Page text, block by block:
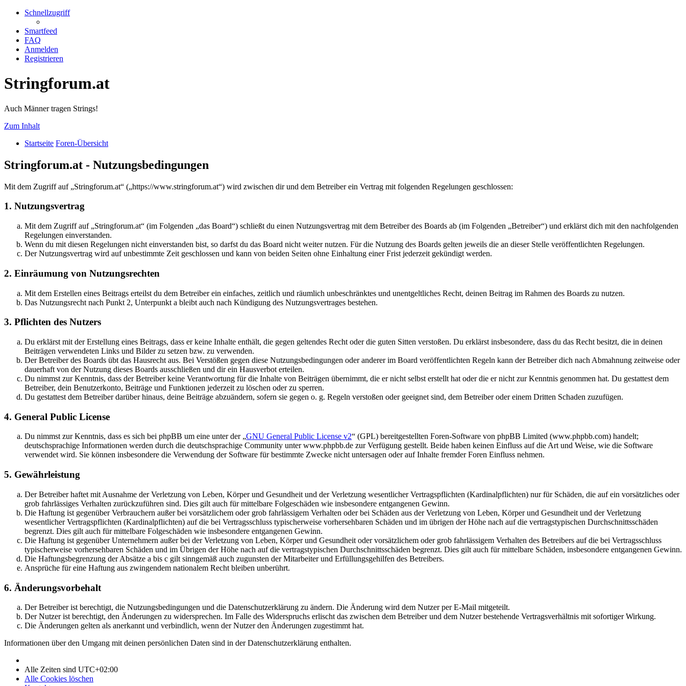
Schnellzugriff
Smartfeed
FAQ
Anmelden
Registrieren
Stringforum.at
Auch Männer tragen Strings!
Zum Inhalt
Startseite Foren-Übersicht
Stringforum.at - Nutzungsbedingungen
Mit dem Zugriff auf „Stringforum.at“ („https://www.stringforum.at“) wird zwischen dir und dem Betreiber ein Vertrag mit folgenden Regelungen geschlossen:
1. Nutzungsvertrag
Mit dem Zugriff auf „Stringforum.at“ (im Folgenden „das Board“) schließt du einen Nutzungsvertrag mit dem Betreiber des Boards ab (im Folgenden „Betreiber“) und erklärst dich mit den nachfolgenden
Regelungen einverstanden.
Wenn du mit diesen Regelungen nicht einverstanden bist, so darfst du das Board nicht weiter nutzen. Für die Nutzung des Boards gelten jeweils die an dieser Stelle veröffentlichten Regelungen.
Der Nutzungsvertrag wird auf unbestimmte Zeit geschlossen und kann von beiden Seiten ohne Einhaltung einer Frist jederzeit gekündigt werden.
2. Einräumung von Nutzungsrechten
Mit dem Erstellen eines Beitrags erteilst du dem Betreiber ein einfaches, zeitlich und räumlich unbeschränktes und unentgeltliches Recht, deinen Beitrag im Rahmen des Boards zu nutzen.
Das Nutzungsrecht nach Punkt 2, Unterpunkt a bleibt auch nach Kündigung des Nutzungsvertrages bestehen.
3. Pflichten des Nutzers
Du erklärst mit der Erstellung eines Beitrags, dass er keine Inhalte enthält, die gegen geltendes Recht oder die guten Sitten verstoßen. Du erklärst insbesondere, dass du das Recht besitzt, die in deinen
Beiträgen verwendeten Links und Bilder zu setzen bzw. zu verwenden.
Der Betreiber des Boards übt das Hausrecht aus. Bei Verstößen gegen diese Nutzungsbedingungen oder anderer im Board veröffentlichten Regeln kann der Betreiber dich nach Abmahnung zeitweise oder
dauerhaft von der Nutzung dieses Boards ausschließen und dir ein Hausverbot erteilen.
Du nimmst zur Kenntnis, dass der Betreiber keine Verantwortung für die Inhalte von Beiträgen übernimmt, die er nicht selbst erstellt hat oder die er nicht zur Kenntnis genommen hat. Du gestattest dem
Betreiber, dein Benutzerkonto, Beiträge und Funktionen jederzeit zu löschen oder zu sperren.
Du gestattest dem Betreiber darüber hinaus, deine Beiträge abzuändern, sofern sie gegen o. g. Regeln verstoßen oder geeignet sind, dem Betreiber oder einem Dritten Schaden zuzufügen.
4. General Public License
Du nimmst zur Kenntnis, dass es sich bei phpBB um eine unter der „GNU General Public License v2“ (GPL) bereitgestellten Foren-Software von phpBB Limited (www.phpbb.com) handelt;
deutschsprachige Informationen werden durch die deutschsprachige Community unter www.phpbb.de zur Verfügung gestellt. Beide haben keinen Einfluss auf die Art und Weise, wie die Software
verwendet wird. Sie können insbesondere die Verwendung der Software für bestimmte Zwecke nicht untersagen oder auf Inhalte fremder Foren Einfluss nehmen.
5. Gewährleistung
Der Betreiber haftet mit Ausnahme der Verletzung von Leben, Körper und Gesundheit und der Verletzung wesentlicher Vertragspflichten (Kardinalpflichten) nur für Schäden, die auf ein vorsätzliches oder
grob fahrlässiges Verhalten zurückzuführen sind. Dies gilt auch für mittelbare Folgeschäden wie insbesondere entgangenen Gewinn.
Die Haftung ist gegenüber Verbrauchern außer bei vorsätzlichem oder grob fahrlässigem Verhalten oder bei Schäden aus der Verletzung von Leben, Körper und Gesundheit und der Verletzung
wesentlicher Vertragspflichten (Kardinalpflichten) auf die bei Vertragsschluss typischerweise vorhersehbaren Schäden und im übrigen der Höhe nach auf die vertragstypischen Durchschnittsschäden
begrenzt. Dies gilt auch für mittelbare Folgeschäden wie insbesondere entgangenen Gewinn.
Die Haftung ist gegenüber Unternehmern außer bei der Verletzung von Leben, Körper und Gesundheit oder vorsätzlichem oder grob fahrlässigem Verhalten des Betreibers auf die bei Vertragsschluss
typischerweise vorhersehbaren Schäden und im Übrigen der Höhe nach auf die vertragstypischen Durchschnittsschäden begrenzt. Dies gilt auch für mittelbare Schäden, insbesondere entgangenen Gewinn.
Die Haftungsbegrenzung der Absätze a bis c gilt sinngemäß auch zugunsten der Mitarbeiter und Erfüllungsgehilfen des Betreibers.
Ansprüche für eine Haftung aus zwingendem nationalem Recht bleiben unberührt.
6. Änderungsvorbehalt
Der Betreiber ist berechtigt, die Nutzungsbedingungen und die Datenschutzerklärung zu ändern. Die Änderung wird dem Nutzer per E-Mail mitgeteilt.
Der Nutzer ist berechtigt, den Änderungen zu widersprechen. Im Falle des Widerspruchs erlischt das zwischen dem Betreiber und dem Nutzer bestehende Vertragsverhältnis mit sofortiger Wirkung.
Die Änderungen gelten als anerkannt und verbindlich, wenn der Nutzer den Änderungen zugestimmt hat.
Informationen über den Umgang mit deinen persönlichen Daten sind in der Datenschutzerklärung enthalten.
Alle Zeiten sind UTC+02:00
Alle Cookies löschen